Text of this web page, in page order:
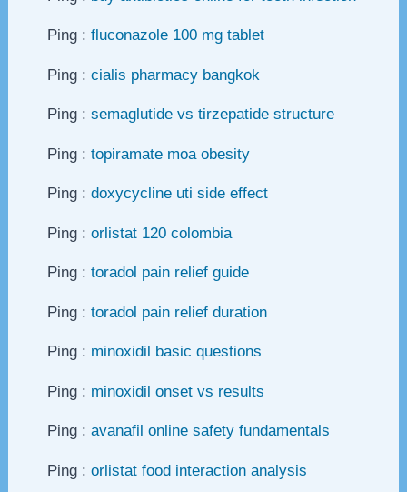
Ping : fluconazole 100 mg tablet
Ping : cialis pharmacy bangkok
Ping : semaglutide vs tirzepatide structure
Ping : topiramate moa obesity
Ping : doxycycline uti side effect
Ping : orlistat 120 colombia
Ping : toradol pain relief guide
Ping : toradol pain relief duration
Ping : minoxidil basic questions
Ping : minoxidil onset vs results
Ping : avanafil online safety fundamentals
Ping : orlistat food interaction analysis